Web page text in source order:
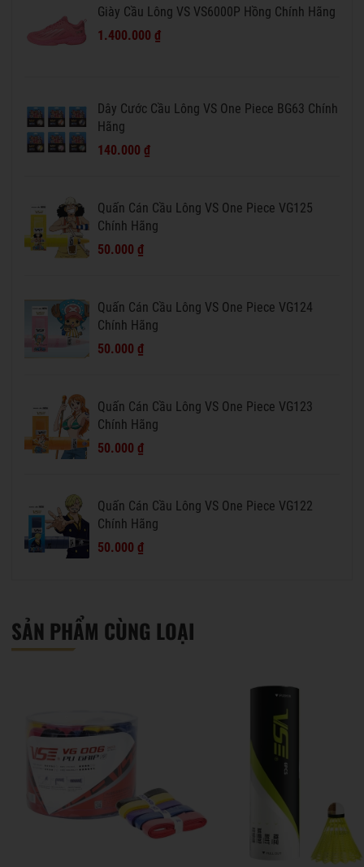
Giày Cầu Lông VS VS6000P Hồng Chính Hãng
1.400.000 ₫
Dây Cước Cầu Lông VS One Piece BG63 Chính
Hãng
140.000 ₫
Quấn Cán Cầu Lông VS One Piece VG125
Chính Hãng
50.000 ₫
Quấn Cán Cầu Lông VS One Piece VG124
Chính Hãng
50.000 ₫
Quấn Cán Cầu Lông VS One Piece VG123
Chính Hãng
50.000 ₫
Quấn Cán Cầu Lông VS One Piece VG122
Chính Hãng
50.000 ₫
SẢN PHẨM CÙNG LOẠI